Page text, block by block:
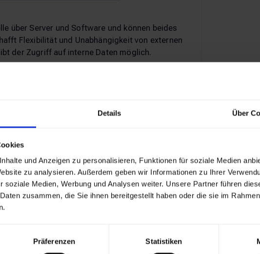
Details Über
und Anzeigen zu personalisieren, Funktionen für soziale Medien
zu analysieren. Außerdem geben wir Informationen zu Ihrer
soziale Medien, Werbung und Analysen weiter. Unsere Partner führen
zusammen, die Sie ihnen bereitgestellt haben oder die sie im
Präferenzen Statistiken
über Server und Software und können beides
Flexibilität und Unabhängigkeit von externen
der Zugriff auf interne Daten möglich.
Sicherheit und Datenschutz der
was geschultes und spezialisiertes
Anschaffung, Wartung und Betrieb der
mit hohem Aufwand und hohen Kosten
bei der alle Daten auf externen Servern
Service
als Service